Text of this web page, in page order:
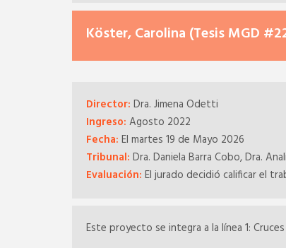
Köster, Carolina (Tesis MGD
Director: Dra. Jimena Odetti
Ingreso: Agosto 2022
Fecha: El martes 19 de Mayo 2026
Tribunal: Dra. Daniela Barra Cobo, Dra.
Evaluación: El jurado decidió calificar el
Este proyecto se integra a la línea 1: